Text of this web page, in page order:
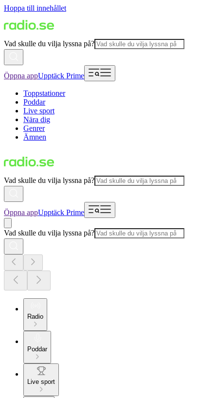
Hoppa till innehållet
Vad skulle du vilja lyssna på?
Öppna appUpptäck Prime
Toppstationer
Poddar
Live sport
Nära dig
Genrer
Ämnen
Vad skulle du vilja lyssna på?
Öppna appUpptäck Prime
Vad skulle du vilja lyssna på?
Radio
Poddar
Live sport